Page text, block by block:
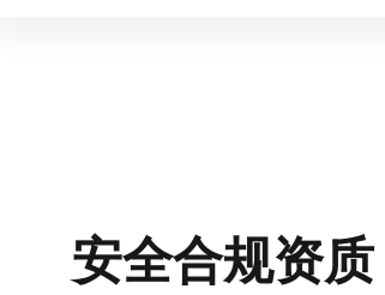
安全合规资质